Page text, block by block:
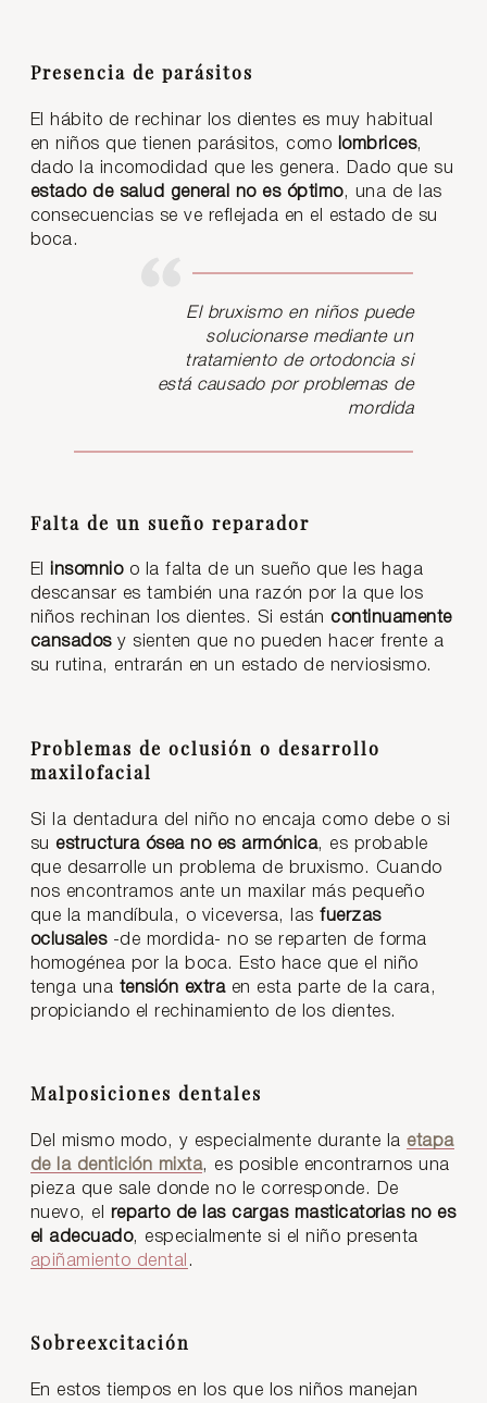
Presencia de parásitos
El hábito de rechinar los dientes es muy habitual
en niños que tienen parásitos, como
lombrices,
dado la incomodidad que les genera. Dado que su
estado de salud general no es óptimo, una de las
consecuencias se ve reflejada en el estado de su
boca.
El bruxismo en niños puede
solucionarse mediante un
tratamiento de ortodoncia si
está causado por problemas de
mordida
Falta de un sueño reparador
El insomnio o la falta de un sueño que les haga
descansar es también una razón por la que los
niños rechinan los dientes. Si están continuamente
cansadosy sienten que no pueden hacer frente a
su rutina, entrarán en un estado de nerviosismo.
Problemas de oclusión o desarrollo
maxilofacial
Si la dentadura del niño no encaja como debe o si
su estructura ósea no es armónica, es probable
que desarrolle un problema de bruxismo. Cuando
nos encontramos ante un maxilar más pequeño
que la mandíbula, o viceversa, lasfuerzas
oclusales-de mordida- no se reparten de forma
homogénea por la boca. Esto hace que el niño
tenga una tensión extraen esta parte de la cara,
propiciando el rechinamiento de los dientes.
Malposiciones dentales
Del mismo modo, y especialmente durante la etapa
de la dentición mixta, es posible encontrarnos una
pieza que sale donde no le corresponde. De
nuevo, el reparto de las cargas masticatorias no es
el adecuado, especialmente si el niño presenta
apiñamiento dental .
Sobreexcitación
En estos tiempos en los que los niños manejan